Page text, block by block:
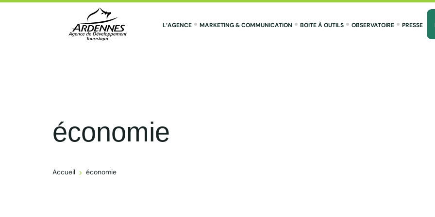
L’AGENCE MARKETING & COMMUNICATION BOITE À OUTILS OBSERVATOIRE PRESSE
économie
Accueil économie